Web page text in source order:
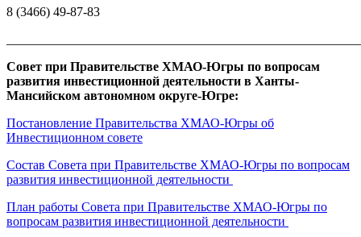
8 (3466) 49-87-83
Совет при Правительстве ХМАО-Югры по вопросам
развития инвестиционной деятельности в Ханты-
Мансийском автономном округе-Югре:
Постановление Правительства ХМАО-Югры об
Инвестиционном совете
Состав Совета при Правительстве ХМАО-Югры по вопросам
развития инвестиционной деятельности
План работы Совета при Правительстве ХМАО-Югры по
вопросам развития инвестиционной деятельности